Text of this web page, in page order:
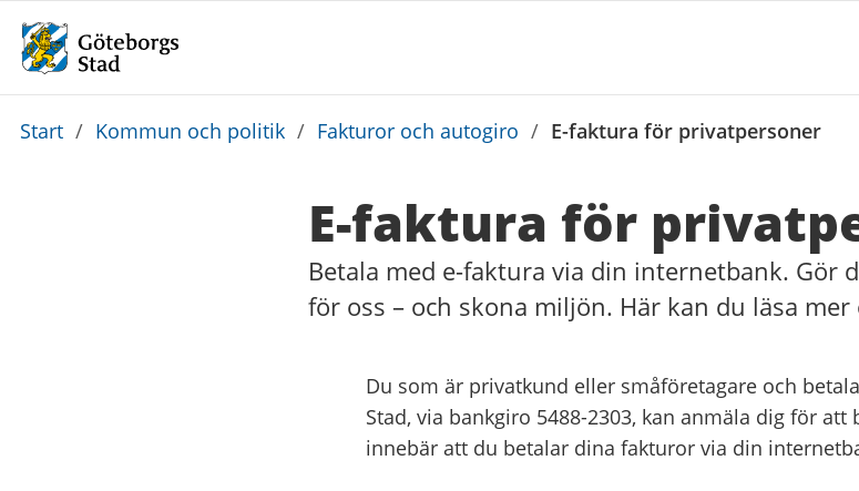
Du
Start / Kommun och politik / Fakturor och autogiro / E-faktura för privatpersoner
E-faktura för
Betala med e-faktura via din internetbank. Gör
för oss – och skona miljön. Här kan du läsa
Du som är privatkund eller småföretagare och
Stad, via bankgiro 5488-2303, kan anmäla dig för
innebär att du betalar dina fakturor via din